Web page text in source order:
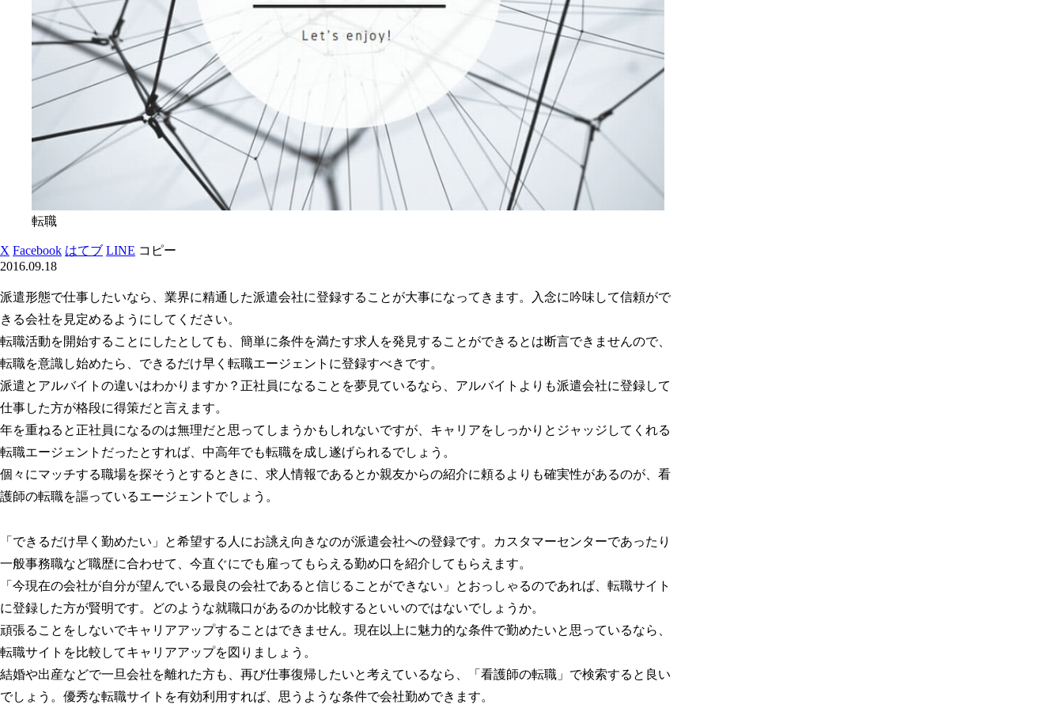
転職
X Facebook はてブ LINE コピー
2016.09.18
派遣形態で仕事したいなら、業界に精通した派遣会社に登録することが大事になってきます。入念に吟味して信頼がで
きる会社を見定めるようにしてください。
転職活動を開始することにしたとしても、簡単に条件を満たす求人を発見することができるとは断言できませんので、
転職を意識し始めたら、できるだけ早く転職エージェントに登録すべきです。
派遣とアルバイトの違いはわかりますか？正社員になることを夢見ているなら、アルバイトよりも派遣会社に登録して
仕事した方が格段に得策だと言えます。
年を重ねると正社員になるのは無理だと思ってしまうかもしれないですが、キャリアをしっかりとジャッジしてくれる
転職エージェントだったとすれば、中高年でも転職を成し遂げられるでしょう。
個々にマッチする職場を探そうとするときに、求人情報であるとか親友からの紹介に頼るよりも確実性があるのが、看
護師の転職を謳っているエージェントでしょう。
「できるだけ早く勤めたい」と希望する人にお誂え向きなのが派遣会社への登録です。カスタマーセンターであったり
一般事務職など職歴に合わせて、今直ぐにでも雇ってもらえる勤め口を紹介してもらえます。
「今現在の会社が自分が望んでいる最良の会社であると信じることができない」とおっしゃるのであれば、転職サイト
に登録した方が賢明です。どのような就職口があるのか比較するといいのではないでしょうか。
頑張ることをしないでキャリアアップすることはできません。現在以上に魅力的な条件で勤めたいと思っているなら、
転職サイトを比較してキャリアアップを図りましょう。
結婚や出産などで一旦会社を離れた方も、再び仕事復帰したいと考えているなら、「看護師の転職」で検索すると良い
でしょう。優秀な転職サイトを有効利用すれば、思うような条件で会社勤めできます。